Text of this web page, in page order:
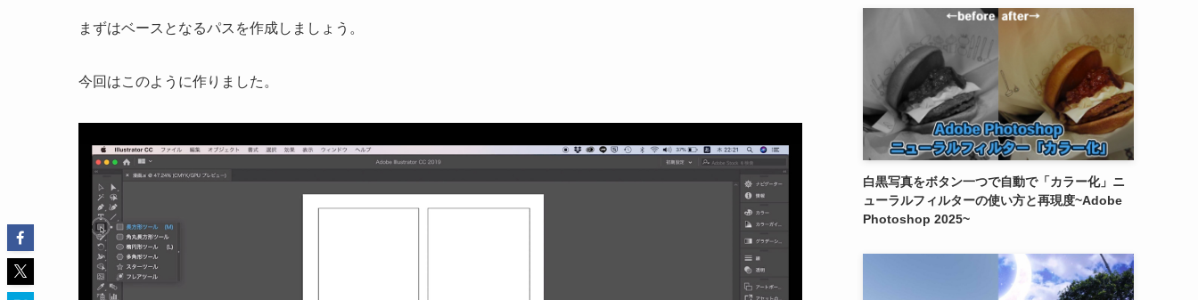
まずはベースとなるパスを作成しましょう。
今回はこのように作りました。
白黒写真をボタン一つで自動で「カラー化」ニ
ューラルフィルターの使い方と再現度~Adobe
Photoshop 2025~